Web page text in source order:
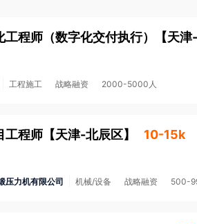
的岗位属于涉外劳务合作/海外岗位的，请
程师（数字化交付执行） 【天津
工程施工 战略融资 2000-5000人
工程师 【天津-北辰区】 10-15k
压力机有限公司 机械/设备 战略融资 500-